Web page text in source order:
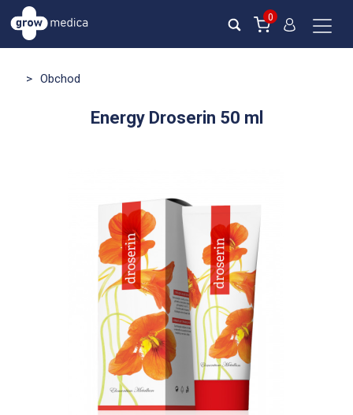
0
> Obchod
Energy Droserin 50 ml